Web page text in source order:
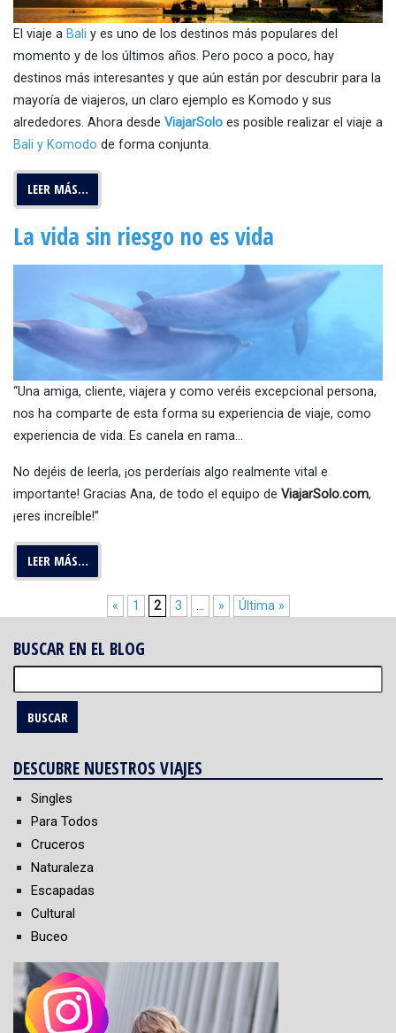
El viaje a Bali y es uno de los destinos más populares del
momento y de los últimos años. Pero poco a poco, hay
destinos más interesantes y que aún están por descubrir para la
mayoría de viajeros, un claro ejemplo es Komodo y sus
alrededores. Ahora desde ViajarSolo es posible realizar el viaje a
Bali y Komodo de forma conjunta.
LEER MÁS…
La vida sin riesgo no es vida
“Una amiga, cliente, viajera y como veréis excepcional persona,
nos ha comparte de esta forma su experiencia de viaje, como
experiencia de vida. Es canela en rama…
No dejéis de leerla, ¡os perderíais algo realmente vital e
importante! Gracias Ana, de todo el equipo de ViajarSolo.com,
¡eres increíble!”
LEER MÁS…
« 1 2 3 ... » Última »
BUSCAR EN EL BLOG
DESCUBRE NUESTROS VIAJES
Singles
Para Todos
Cruceros
Naturaleza
Escapadas
Cultural
Buceo